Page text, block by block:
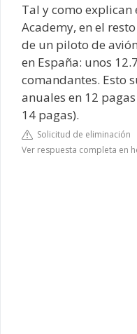
Tal y como
Academy, en el
de un piloto de
en España: unos
comandantes. Esto
anuales en 12
14 pagas).
Solicitud de eliminación
Ver respuesta completa en